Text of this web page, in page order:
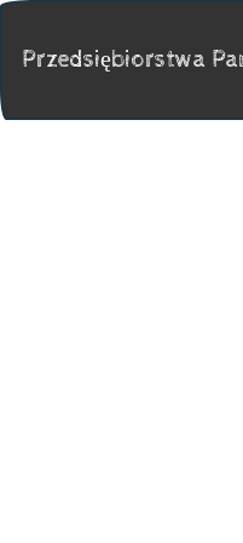
Przedsiębiorstwa